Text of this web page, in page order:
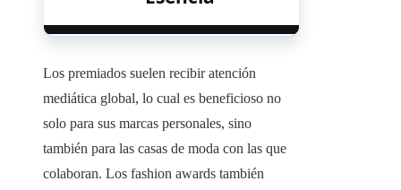
Los premiados suelen recibir atención
mediática global, lo cual es beneficioso no
solo para sus marcas personales, sino
también para las casas de moda con las que
colaboran. Los fashion awards también